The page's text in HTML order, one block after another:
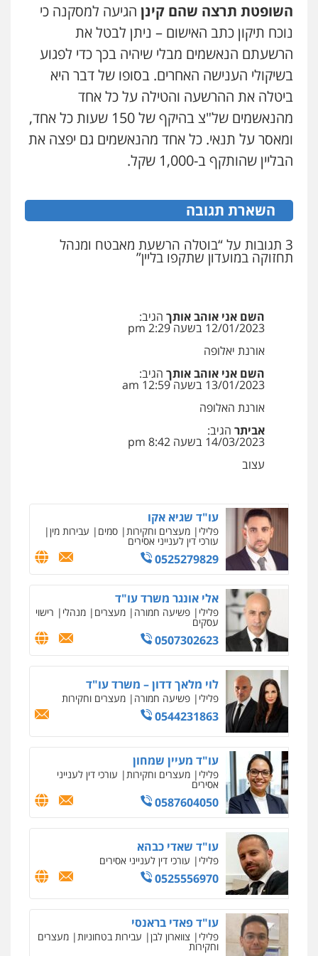
עו"ד אלון קריטי
פלילי כלכלי אלימות סמים מעצרים
0525544654
עו"ד דפנה לביא
משפחה
0507206063
פלילי פשיעה חמורה
קטינים
0538788878
0526885006
השופטת תרצה שהם קינן הגיעה למסקנה כי
נוכח תיקון כתב האישום – ניתן לבטל את
הרשעתם הנאשמים מבלי שיהיה בכך כדי לפגוע
בשיקולי הענישה האחרים. בסופו של דבר היא
ביטלה את ההרשעה והטילה על כל אחד
מהנאשמים של"צ בהיקף של 150 שעות כל אחד,
ומאסר על תנאי. כל אחד מהנאשמים גם יפצה את
הבליין שהותקף ב-1,000 שקל.
השארת תגובה
3 תגובות על “בוטלה הרשעת מאבטח ומנהל
תחזוקה במועדון שתקפו בליין”
השם אני אוהב אותך הגיב:
12/01/2023 בשעה 2:29 pm
אורנת יאלופה
השם אני אוהב אותך הגיב:
13/01/2023 בשעה 12:59 am
אורנת האלופה
אביתר הגיב:
14/03/2023 בשעה 8:42 pm
עצוב
מנשה, אלמוג – עורכי דין
עבירות תנועה תעבורה
עורכי דין לענייני אסירים מעצרים וחקירות
0546470989
עו"ד אבי כהן
פלילי פשיעה חמורה קטינים אלימות
סמים עבירות מין
0523647066
ויקי שמואל – משרד עו"ד
פלילי משפט פלילי
0545437431
עו"ד עלי סעדי
פלילי פשיעה חמורה
ומעצרים
עו"ד תומר בנישתי
פלילי מעצרים וחקירות
עו"ד שגיא אקו
פלילי מעצרים וחקירות סמים עבירות מין
עורכי דין לענייני אסירים
0525279829
אלי אונגר משרד עו"ד
פלילי פשיעה חמורה מעצרים מנהלי רישוי
עסקים
0507302623
לוי מלאך דדון – משרד עו"ד
פלילי פשיעה חמורה מעצרים וחקירות
0544231863
עו"ד מעיין שמחון
פלילי מעצרים וחקירות עורכי דין לענייני
אסירים
0587604050
עו"ד שאדי כבהא
פלילי עורכי דין לענייני אסירים
0525556970
עו"ד פאדי בראנסי
פלילי צווארון לבן עבירות בטחוניות מעצרים
וחקירות
ניר קידר – צלם
דין
0504578527
רונן הלל – מוניטין
0522508109
מקצועיים לעורכי דין
מרכז התחלה חדשה
0544500346
לעורכי דין
0504062539